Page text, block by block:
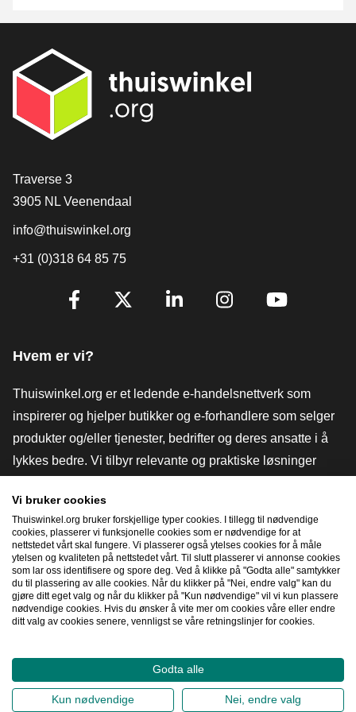
[_General:Contact]
Traverse 3
3905 NL Veenendaal
info@thuiswinkel.org
+31 (0)318 64 85 75
[_General:SocialMediaTitle]
Hvem er vi?
Thuiswinkel.org er et ledende e-handelsnettverk som
inspirerer og hjelper butikker og e-forhandlere som selger
produkter og/eller tjenester, bedrifter og deres ansatte i å
lykkes bedre. Vi tilbyr relevante og praktiske løsninger
verktøy og råd, advokatvirksomhet, markedsundersøkelser,
og har vår egen utdanningsplattform, Thuiswinkel e-
Academy.
Naviger raskt
2026©Thuiswinkel.org
Vi bruker cookies
Thuiswinkel.org bruker forskjellige typer cookies. I tillegg til nødvendige
cookies, plasserer vi funksjonelle cookies som er nødvendige for at
nettstedet vårt skal fungere. Vi plasserer også ytelses cookies for å måle
ytelsen og kvaliteten på nettstedet vårt. Til slutt plasserer vi annonse cookies
som lar oss identifisere og spore deg. Ved å klikke på "Godta alle" samtykker
du til plassering av alle cookies. Når du klikker på "Nei, endre valg" kan du
gjøre ditt eget valg og når du klikker på "Kun nødvendige" vil vi kun plassere
nødvendige cookies. Hvis du ønsker å vite mer om cookies våre eller endre
ditt valg av cookies senere, vennligst se våre retningslinjer for cookies.
Godta alle
Kun nødvendige Nei, endre valg